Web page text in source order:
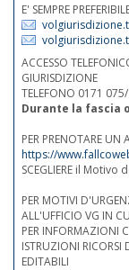
E' SEMPRE
ACCESSO
GIURISDIZIONE
TELEFONO 0171
Durante la fascia
PER PRENOTARE UN
https://
SCEGLIERE il
PER MOTIVI
ALL'UFFICIO VG IN
PER INFORMAZIONI
ISTRUZIONI RICORSI
EDITABILI